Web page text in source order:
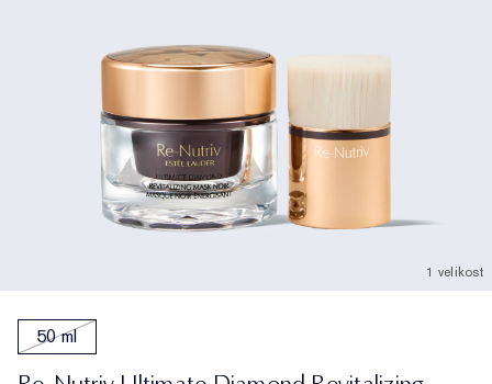
1 velikost
50 ml